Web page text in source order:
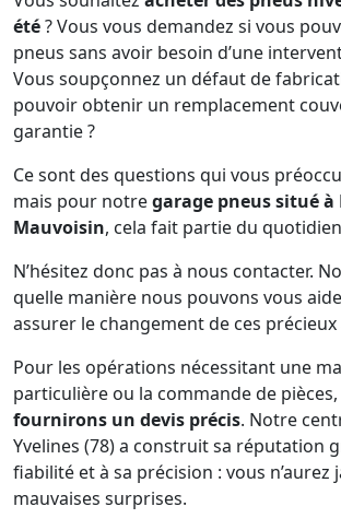
été? Vous vous demandez si vous
pneus sans avoir besoin d’une
Vous soupçonnez un défaut de
pouvoir obtenir un remplacement
garantie ?
Ce sont des questions qui vous
mais pour notregarage pneus situé à
Mauvoisin, cela fait partie du
N’hésitez donc pas à nous contacter.
quelle manière nous pouvons vous
assurer le changement de ces précieux
Pour les opérations nécessitant une
particulière ou la commande de pièces,
fournirons un devis précis. Notre
Yvelines (78) a construit sa réputation
fiabilité et à sa précision : vous n’aurez
mauvaises surprises.